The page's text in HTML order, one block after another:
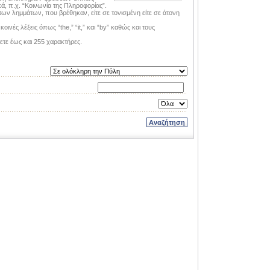
π.χ. “Κοινωνία της Πληροφορίας”.
λημμάτων, που βρέθηκαν, είτε σε τονισμένη είτε σε άτονη
λέξεις όπως “the,” “it,” και “by” καθώς και τους
έως και 255 χαρακτήρες.